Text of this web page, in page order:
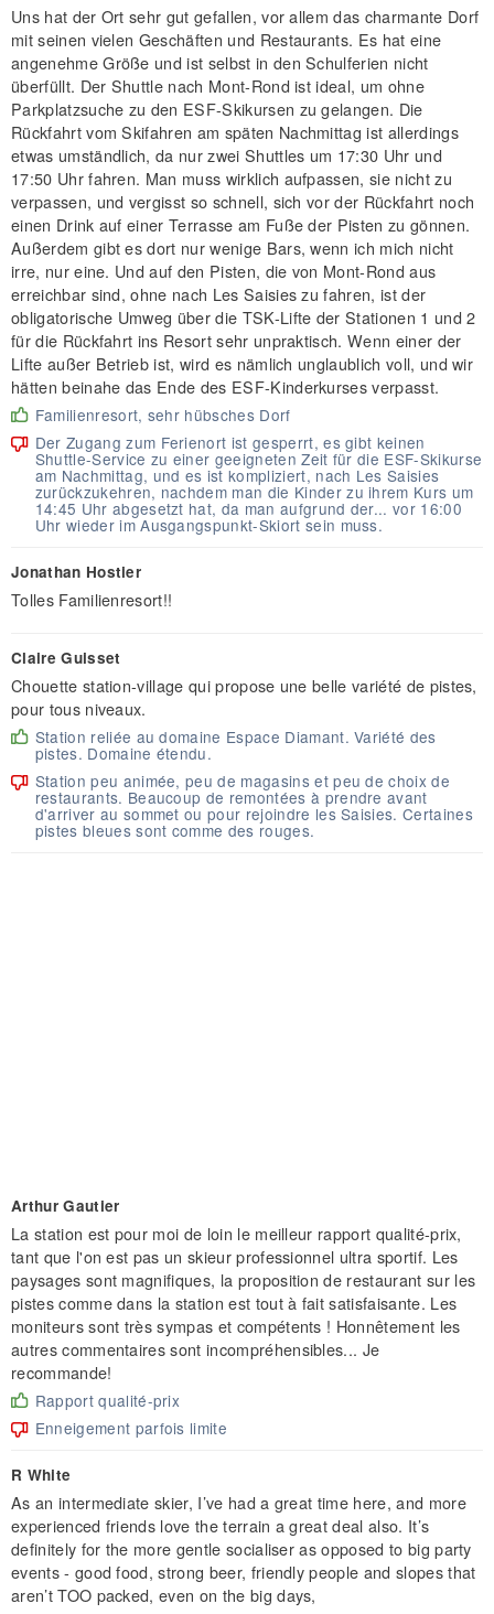
Uns hat der Ort sehr gut gefallen, vor allem das charmante Dorf
mit seinen vielen Geschäften und Restaurants. Es hat eine
angenehme Größe und ist selbst in den Schulferien nicht
überfüllt. Der Shuttle nach Mont-Rond ist ideal, um ohne
Parkplatzsuche zu den ESF-Skikursen zu gelangen. Die
Rückfahrt vom Skifahren am späten Nachmittag ist allerdings
etwas umständlich, da nur zwei Shuttles um 17:30 Uhr und
17:50 Uhr fahren. Man muss wirklich aufpassen, sie nicht zu
verpassen, und vergisst so schnell, sich vor der Rückfahrt noch
einen Drink auf einer Terrasse am Fuße der Pisten zu gönnen.
Außerdem gibt es dort nur wenige Bars, wenn ich mich nicht
irre, nur eine. Und auf den Pisten, die von Mont-Rond aus
erreichbar sind, ohne nach Les Saisies zu fahren, ist der
obligatorische Umweg über die TSK-Lifte der Stationen 1 und 2
für die Rückfahrt ins Resort sehr unpraktisch. Wenn einer der
Lifte außer Betrieb ist, wird es nämlich unglaublich voll, und wir
hätten beinahe das Ende des ESF-Kinderkurses verpasst.
Familienresort, sehr hübsches Dorf
Der Zugang zum Ferienort ist gesperrt, es gibt keinen
Shuttle-Service zu einer geeigneten Zeit für die ESF-Skikurse
am Nachmittag, und es ist kompliziert, nach Les Saisies
zurückzukehren, nachdem man die Kinder zu ihrem Kurs um
14:45 Uhr abgesetzt hat, da man aufgrund der... vor 16:00
Uhr wieder im Ausgangspunkt-Skiort sein muss.
Jonathan Hostier
Tolles Familienresort!!
Claire Guisset
Chouette station-village qui propose une belle variété de pistes,
pour tous niveaux.
Station reliée au domaine Espace Diamant. Variété des
pistes. Domaine étendu.
Station peu animée, peu de magasins et peu de choix de
restaurants. Beaucoup de remontées à prendre avant
d'arriver au sommet ou pour rejoindre les Saisies. Certaines
pistes bleues sont comme des rouges.
Arthur Gautier
La station est pour moi de loin le meilleur rapport qualité-prix,
tant que l'on est pas un skieur professionnel ultra sportif. Les
paysages sont magnifiques, la proposition de restaurant sur les
pistes comme dans la station est tout à fait satisfaisante. Les
moniteurs sont très sympas et compétents ! Honnêtement les
autres commentaires sont incompréhensibles... Je
recommande!
Rapport qualité-prix
Enneigement parfois limite
R White
As an intermediate skier, I’ve had a great time here, and more
experienced friends love the terrain a great deal also. It’s
definitely for the more gentle socialiser as opposed to big party
events - good food, strong beer, friendly people and slopes that
aren’t TOO packed, even on the big days,